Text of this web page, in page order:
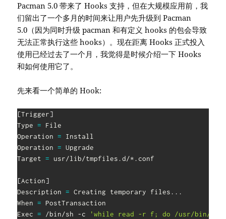
Pacman 5.0 带来了 Hooks 支持，但在大规模应用前，我
们留出了一个多月的时间来让用户先升级到 Pacman
5.0（因为同时升级 pacman 和有定义 hooks 的包会导致
无法正常执行这些 hooks）。现在距离 Hooks 正式投入
使用已经过去了一个月，我觉得是时候介绍一下 Hooks
和如何使用它了。
先来看一个简单的 Hook:
[Trigger]
Type = File
Operation = Install
Operation = Upgrade
Target = usr/lib/tmpfiles.d/*.conf
[Action]
Description = Creating temporary files.. .
When = PostTransaction
Exec = /bin/sh -c
'while read -r f; do /usr/bin/